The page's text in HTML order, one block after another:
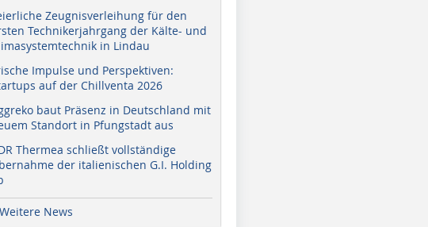
Zeugnisverleihung für den
Technikerjahrgang der Kälte- und
in Lindau
Impulse und Perspektiven:
auf der Chillventa 2026
baut Präsenz in Deutschland mit
Standort in Pfungstadt aus
Thermea schließt vollständige
der italienischen G.I. Holding
News